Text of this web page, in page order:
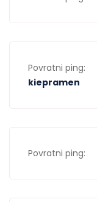
Povratni ping:
kiepramen
Povratni ping: